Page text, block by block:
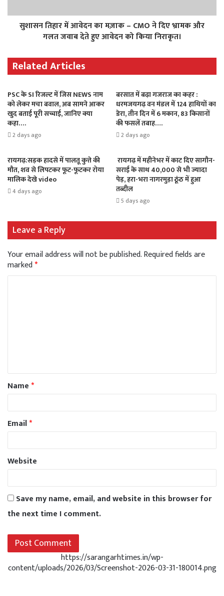
सुशासन तिहार में आवेदन का मज़ाक – CMO ने दिए भ्रामक और
गलत जवाब देते हुए आवेदन को किया निराकृत।
Related Articles
PSC के SI रिजल्ट में जिस NEWS नाम
को लेकर मचा बवाल, अब सामने आकर
खुद बताई पूरी सच्चाई, जानिए क्या
कहा….
2 days ago
बरसात में बढ़ा गजराज का कहर :
धरमजयगढ़ वन मंडल में 124 हाथियों का
डेरा, तीन दिन में 6 मकान, 83 किसानों
की फसलें तबाह….
2 days ago
रायगढ़:सड़क हादसे में पालतू कुत्ते की
मौत, शव से लिपटकर फूट-फूटकर रोया
मालिक देखे video
4 days ago
रायगढ़ में महीनेभर में काट दिए सागौन-
सराई के साथ 40,000 से भी ज्यादा
पेड़, हरा-भरा नागरमुड़ा ठूंठ में हुआ
तब्दील
5 days ago
Leave a Reply
Your email address will not be published.Required fields are
marked*
Name*
Email*
Website
Save my name, email, and website in this browser for
the next time I comment.
https://sarangarhtimes.in/wp-
content/uploads/2026/03/Screenshot-2026-03-31-180014.png